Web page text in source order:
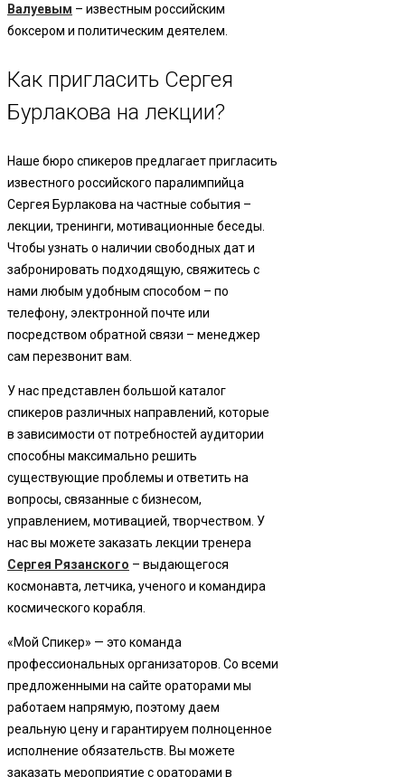
Валуевым – известным российским
боксером и политическим деятелем.
Как пригласить Сергея
Бурлакова на лекции?
Наше бюро спикеров предлагает пригласить
известного российского паралимпийца
Сергея Бурлакова на частные события –
лекции, тренинги, мотивационные беседы.
Чтобы узнать о наличии свободных дат и
забронировать подходящую, свяжитесь с
нами любым удобным способом – по
телефону, электронной почте или
посредством обратной связи – менеджер
сам перезвонит вам.
У нас представлен большой каталог
спикеров различных направлений, которые
в зависимости от потребностей аудитории
способны максимально решить
существующие проблемы и ответить на
вопросы, связанные с бизнесом,
управлением, мотивацией, творчеством. У
нас вы можете заказать лекции тренера
Сергея Рязанского – выдающегося
космонавта, летчика, ученого и командира
космического корабля.
«Мой Спикер» — это команда
профессиональных организаторов. Со всеми
предложенными на сайте ораторами мы
работаем напрямую, поэтому даем
реальную цену и гарантируем полноценное
исполнение обязательств. Вы можете
заказать мероприятие с ораторами в